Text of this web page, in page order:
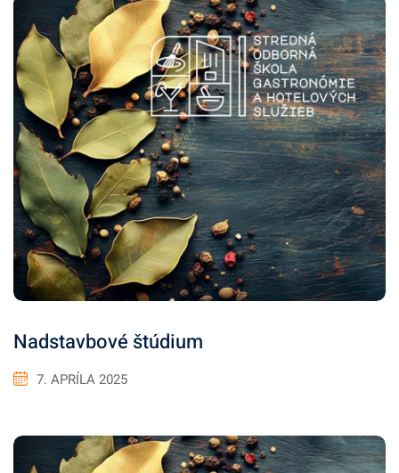
Nadstavbové štúdium
7. APRÍLA 2025